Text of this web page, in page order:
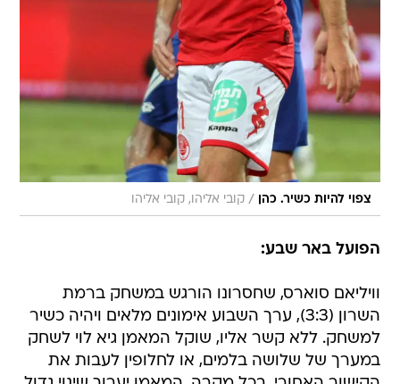
צפוי להיות כשיר. כהן / קובי אליהו, קובי אליהו
הפועל באר שבע:
וויליאם סוארס, שחסרונו הורגש במשחק ברמת
השרון (3:3), ערך השבוע אימונים מלאים ויהיה כשיר
למשחק. ללא קשר אליו, שוקל המאמן גיא לוי לשחק
במערך של שלושה בלמים, או לחלופין לעבות את